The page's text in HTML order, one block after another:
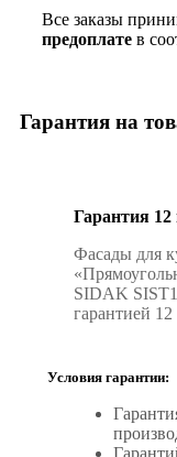
Все заказы
предоплате в
Гарантия на
Гарантия 12
Фасады для
SIDAK
гарантией
Условия гарантии: